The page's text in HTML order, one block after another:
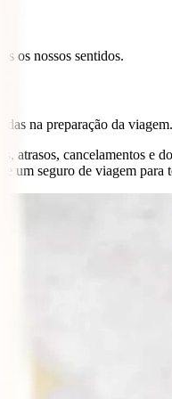
os nossos sentidos.
na preparação da viagem.
cancelamentos e
um seguro de viagem para